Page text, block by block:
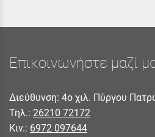
Επικοινωνήστε μαζί
Διεύθυνση: 4ο χιλ. Πύργου
Τηλ.: 26210 72172
Κιν.: 6972 097644